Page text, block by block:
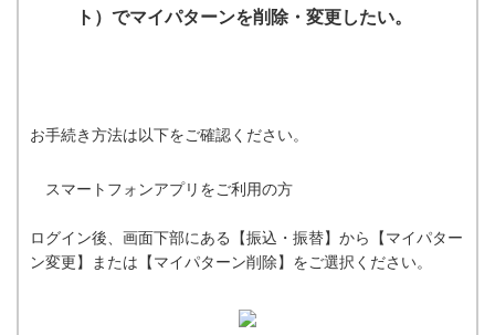
ト）でマイパターンを削除・変更したい。
お手続き方法は以下をご確認ください。
スマートフォンアプリをご利用の方
ログイン後、画面下部にある【振込・振替】から【マイパター
ン変更】または【マイパターン削除】をご選択ください。